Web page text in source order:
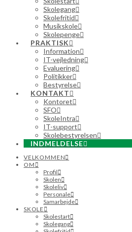
Skolegang
Skolefritid
Musikskole
Skolepenge
PRAKTISK
Information
IT-vejledning
Evaluering
Politikker
Bestyrelse
KONTAKT
Kontoret
SFO
SkoleIntra
IT-support
Skolebestyrelsen
INDMELDELSE
VELKOMMEN
OM
Profil
Skolen
Skoleliv
Personale
Samarbejde
SKOLE
Skolestart
Skolegang